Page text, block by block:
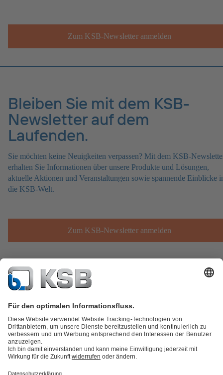
Zum KSB-Newsletter anmelden
Bleiben Sie mit dem KSB-
Newsletter auf dem
Laufenden.
Sie möchten keine Neuigkeiten verpassen? Mit dem KSB-
erhalten Sie Informationen über unsere Produkte und Lösungen,
aktuelle Aktionen und Veranstaltungen sowie spannende Einblicke
die KSB-Welt.
Zum KSB-Newsletter anmelden